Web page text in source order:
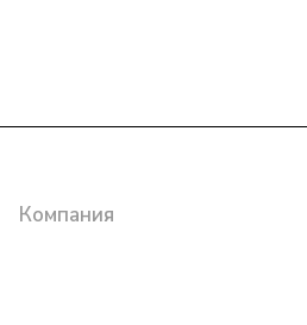
Компания